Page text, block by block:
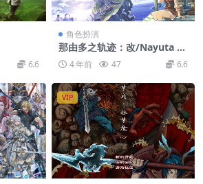
6.6
角色扮演
那由多之轨迹：改/Nayuta n
o Kiseki: KAI
4 年前 47 6.6
VIP